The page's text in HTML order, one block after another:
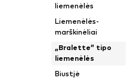
liemenėlės
Liemenėlės-
marškinėliai
„Bralette” tipo
liemenėlės
Biustjė